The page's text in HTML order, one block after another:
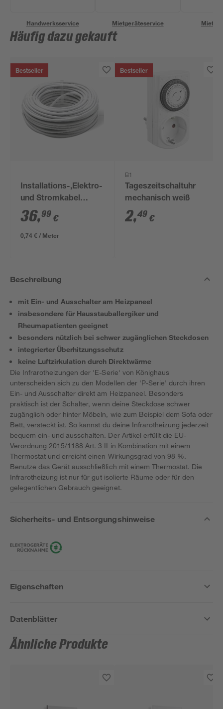
Handwerksservice Mietgeräteservice
Häufig dazu gekauft
Bestseller
Installations-,Elektro-
und Stromkabel
NYM-J 3x1,5mm² 50
m
36,99 €
0,74 € / Meter
Bestseller
B1
Tageszeitschaltuhr
mechanisch weiß
2,49 €
Beschreibung
mit Ein- und Ausschalter am Heizpaneel
insbesondere für Hausstauballergiker und
Rheumapatienten geeignet
besonders nützlich bei schwer zugänglichen Steckdosen
integrierter Überhitzungsschutz
keine Luftzirkulation durch Direktwärme
Die Infrarotheizungen der 'E-Serie' von Könighaus
unterscheiden sich zu den Modellen der 'P-Serie' durch ihren
Ein- und Ausschalter direkt am Heizpaneel. Besonders
praktisch ist der Schalter, wenn deine Steckdose schwer
zugänglich oder hinter Möbeln, wie zum Beispiel dem Sofa oder
Bett, versteckt ist. So kannst du deine Infrarotheizung jederzeit
bequem ein- und ausschalten. Der Artikel erfüllt die EU-
Verordnung 2015/1188 Art. 3 II in Kombination mit einem
Thermostat und erreicht einen Wirkungsgrad von 98 %.
Benutze das Gerät ausschließlich mit einem Thermostat. Die
Infrarotheizung ist nur für gut isolierte Räume oder für den
gelegentlichen Gebrauch geeignet.
Sicherheits- und Entsorgungshinweise
Eigenschaften
Datenblätter
Ähnliche Produkte